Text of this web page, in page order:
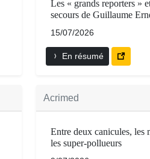
Les « grands reporters »
secours de Guillaume
15/07/2026
En résumé
Acrimed
Entre deux canicules, les
les super-pollueurs